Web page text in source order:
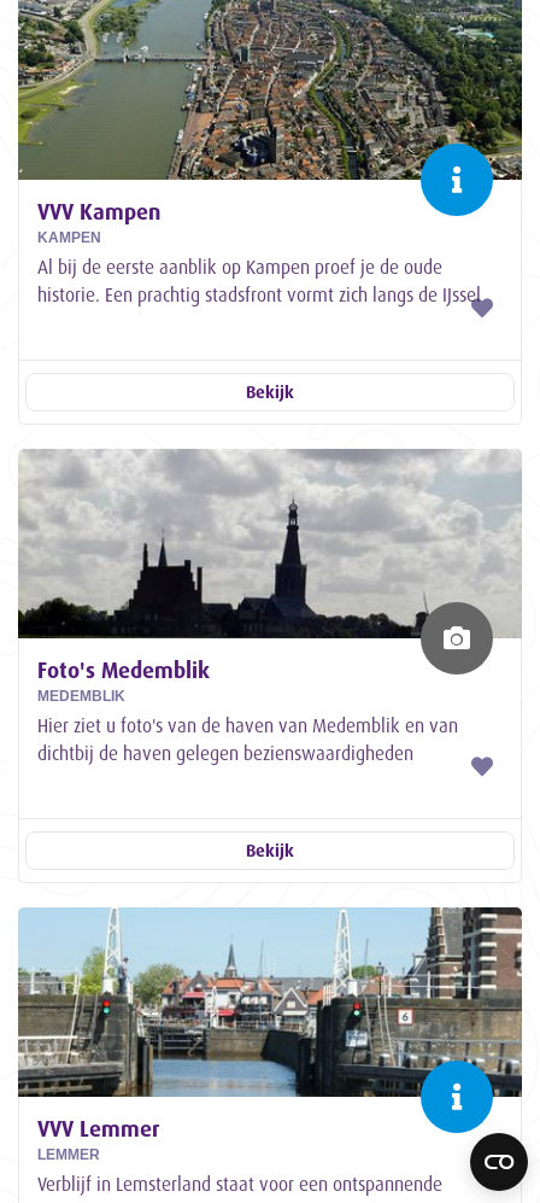
VVV Kampen
KAMPEN
Al bij de eerste aanblik op Kampen proef je de oude
historie. Een prachtig stadsfront vormt zich langs de IJssel
Bekijk
Foto's Medemblik
MEDEMBLIK
Hier ziet u foto's van de haven van Medemblik en van
dichtbij de haven gelegen bezienswaardigheden
Bekijk
VVV Lemmer
LEMMER
Verblijf in Lemsterland staat voor een ontspannende